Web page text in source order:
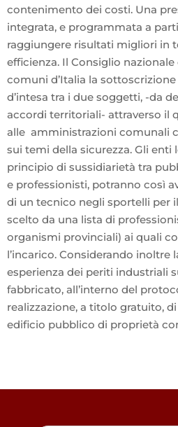
contenimento dei costi. Una
integrata, e programmata a
raggiungere risultati migliori in
efficienza. Il Consiglio
comuni d’Italia la
d’intesa tra i due soggetti, -da
accordi territoriali- attraverso il
alle amministrazioni comunali
sui temi della sicurezza. Gli enti
principio di sussidiarietà tra
e professionisti, potranno così
di un tecnico negli sportelli per
scelto da una lista di
organismi provinciali) ai quali
l’incarico. Considerando inoltre
esperienza dei periti industriali
fabbricato, all’interno del
realizzazione, a titolo gratuito,
edificio pubblico di proprietà